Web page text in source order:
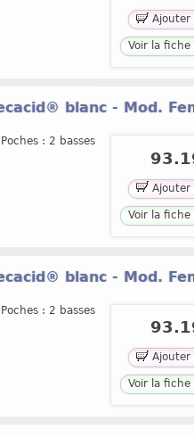
Ajouter
Voir la
blanc - Mod.
: 2 basses
Ajouter
Voir la
blanc - Mod.
: 2 basses
Ajouter
Voir la